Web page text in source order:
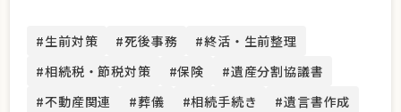
#生前対策 #死後事務
#終活・生前整理
#相続税・節税対策
#保険
#遺産分割協議書
#不動産関連
#葬儀 #相続手続き
#遺言書作成